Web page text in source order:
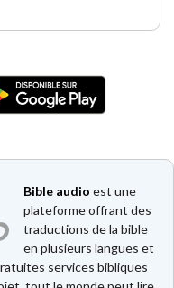
Bible audio est une
plateforme offrant des
traductions de la bible
en plusieurs langues et
services bibliques